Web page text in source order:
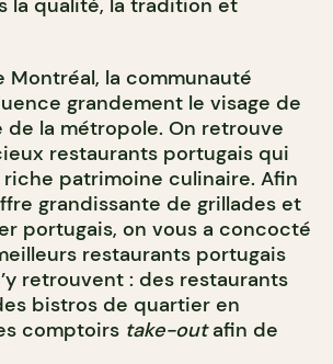
la qualité, la tradition et
Montréal, la communauté
grandement le visage de
de la métropole. On retrouve
restaurants portugais qui
patrimoine culinaire. Afin
grandissante de grillades et
portugais, on vous a concocté
restaurants portugais
retrouvent : des restaurants
bistros de quartier en
comptoirs take-outafin de